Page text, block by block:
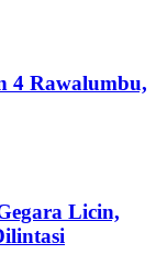
4 Rawalumbu,
Licin,